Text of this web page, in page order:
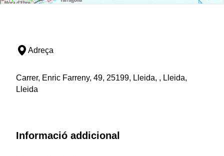
Adreça
Carrer, Enric Farreny, 49, 25199, Lleida, , Lleida,
Lleida
Informació addicional